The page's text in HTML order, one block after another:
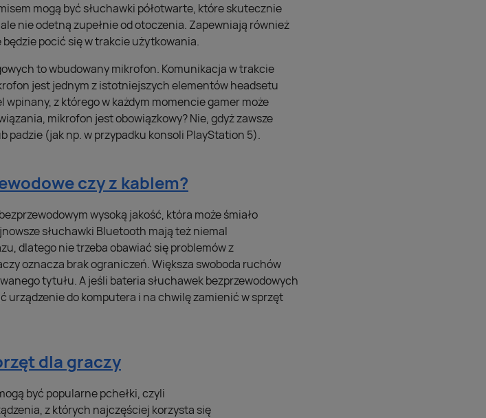
mogą być słuchawki półotwarte, które skutecznie
nie odetną zupełnie od otoczenia. Zapewniają również
pocić się w trakcie użytkowania.
to wbudowany mikrofon. Komunikacja w trakcie
jest jednym z istotniejszych elementów headsetu
z którego w każdym momencie gamer może
mikrofon jest obowiązkowy? Nie, gdyż zawsze
(jak np. w przypadku konsoli PlayStation 5).
czy z kablem?
wysoką jakość, która może śmiało
słuchawki Bluetooth mają też niemal
dlatego nie trzeba obawiać się problemów z
oznacza brak ograniczeń. Większa swoboda ruchów
tytułu. A jeśli bateria słuchawek bezprzewodowych
urządzenie do komputera i na chwilę zamienić w sprzęt
dla graczy
być popularne pchełki, czyli
z których najczęściej korzysta się